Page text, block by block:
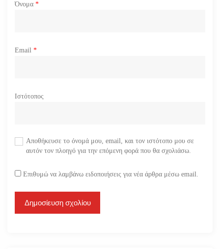
Όνομα *
Email *
Ιστότοπος
Αποθήκευσε το όνομά μου, email, και τον ιστότοπο μου σε
αυτόν τον πλοηγό για την επόμενη φορά που θα σχολιάσω.
Επιθυμώ να λαμβάνω ειδοποιήσεις για νέα άρθρα μέσω email.